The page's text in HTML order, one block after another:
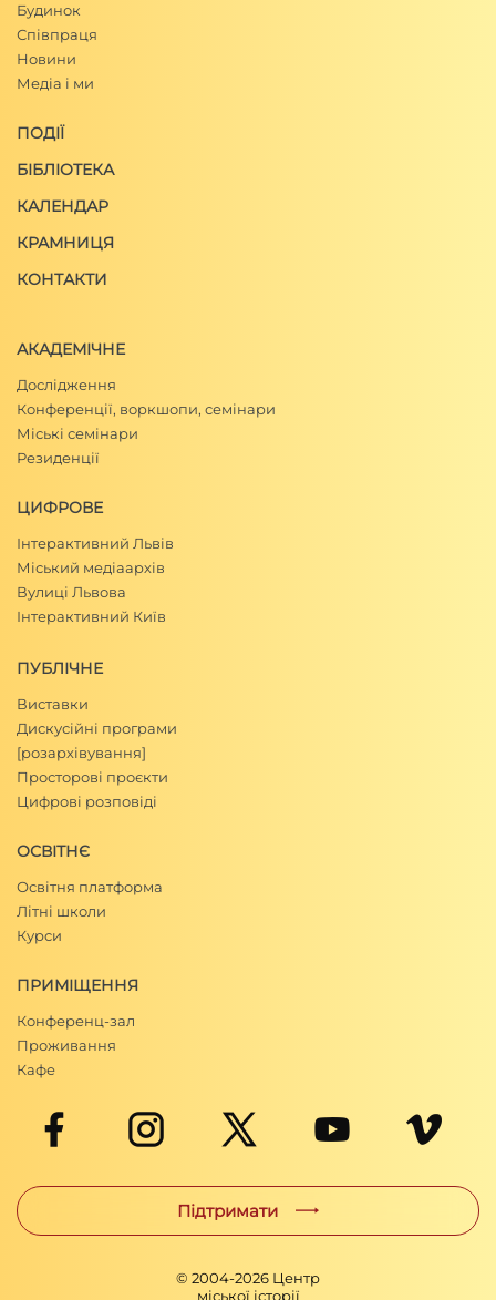
Будинок
Співпраця
Новини
Медіа і ми
ПОДІЇ
БІБЛІОТЕКА
КАЛЕНДАР
КРАМНИЦЯ
КОНТАКТИ
АКАДЕМІЧНЕ
Дослідження
Конференції, воркшопи, семінари
Міські семінари
Резиденції
ЦИФРОВЕ
Інтерактивний Львів
Міський медіаархів
Вулиці Львова
Інтерактивний Київ
ПУБЛІЧНЕ
Виставки
Дискусійні програми
[розархівування]
Просторові проєкти
Цифрові розповіді
ОСВІТНЄ
Освітня платформа
Літні школи
Курси
ПРИМІЩЕННЯ
Конференц-зал
Проживання
Кафе
Підтримати
© 2004-2026 Центр
міської історії